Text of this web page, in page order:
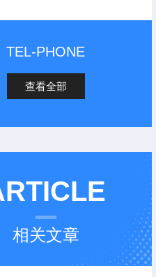
TEL-PHONE
查看全部
相关文章